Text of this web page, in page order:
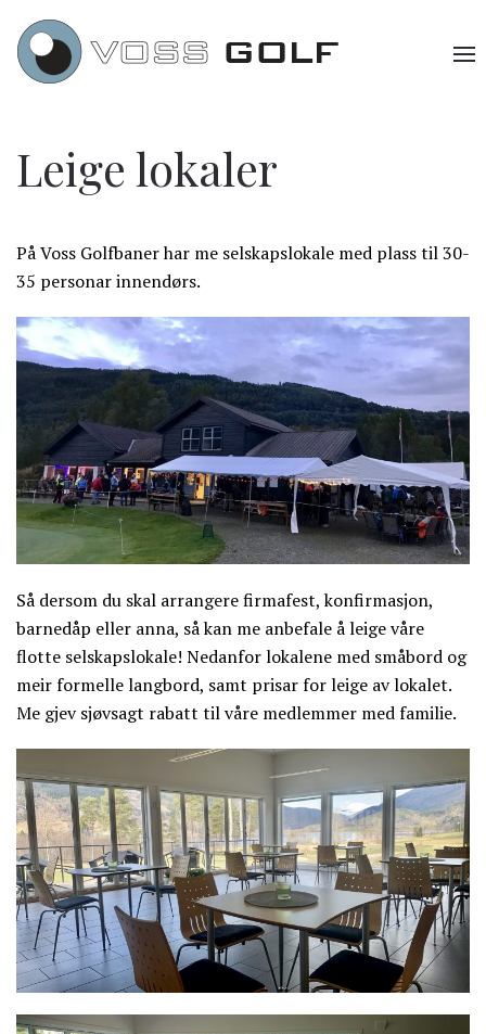
Leige lokaler
På Voss Golfbaner har me selskapslokale med plass til 30-
35 personar innendørs.
Så dersom du skal arrangere firmafest, konfirmasjon,
barnedåp eller anna, så kan me anbefale å leige våre
flotte selskapslokale! Nedanfor lokalene med småbord og
meir formelle langbord, samt prisar for leige av lokalet.
Me gjev sjøvsagt rabatt til våre medlemmer med familie.